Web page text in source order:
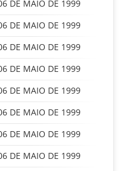
DE MAIO DE 1999
DE MAIO DE 1999
DE MAIO DE 1999
DE MAIO DE 1999
DE MAIO DE 1999
DE MAIO DE 1999
DE MAIO DE 1999
DE MAIO DE 1999